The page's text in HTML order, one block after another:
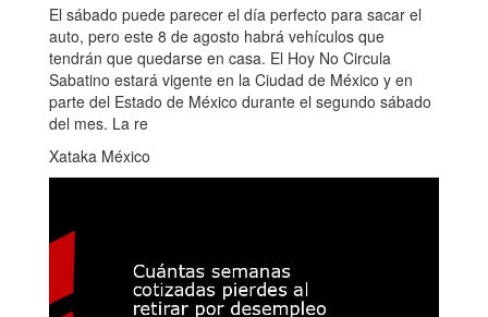
El sábado puede parecer el día perfecto para sacar el
auto, pero este 8 de agosto habrá vehículos que
tendrán que quedarse en casa. El Hoy No Circula
Sabatino estará vigente en la Ciudad de México y en
parte del Estado de México durante el segundo sábado
del mes. La re
Xataka México